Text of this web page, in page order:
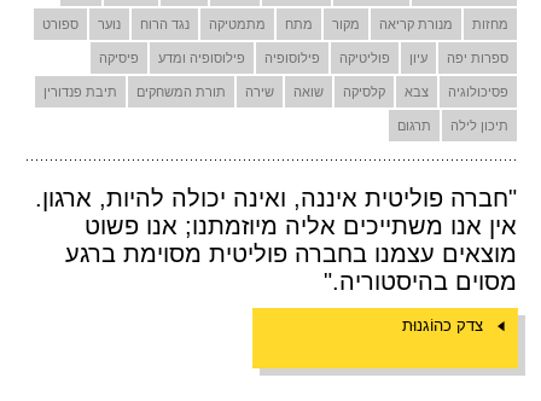
מחזות מנורת קריאה מקור מתח מתמטיקה נגד הרוח נוער ספורט
ספרות יפה עיון פוליטיקה פילוסופיה פילוסופיה ומדע פיסיקה
פסיכולוגיה צבא קלסיקה שואה שירה תורת המשחקים תיבת פנדורין
תיכון לילה תרגום
"חברה פוליטית איננה, ואינה יכולה להיות, ארגון.
אין אנו משתייכים אליה מיוזמתנו; אנו פשוט
מוצאים עצמנו בחברה פוליטית מסוימת ברגע
מסוים בהיסטוריה."
צדק כהוֹגנוּת